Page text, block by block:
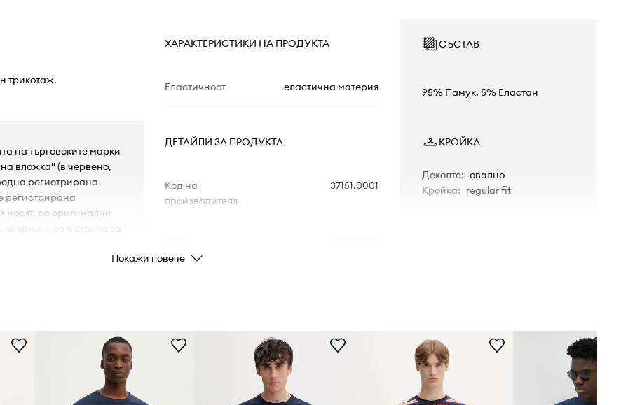
трикотаж.
на търговските марки
вложка" (в червено,
регистрирана
регистрирана
носят, са оригинални
се с отдела за
ХАРАКТЕРИСТИКИ НА ПРОДУКТА
Еластичност еластична материя
ДЕТАЙЛИ ЗА ПРОДУКТА
Код на
производителя
37151.0001
Код на продукта
СЪСТАВ
95% Памук, 5% Еластан
КРОЙКА
Деколте: овално
Кройка: regular fit
Покажи повече